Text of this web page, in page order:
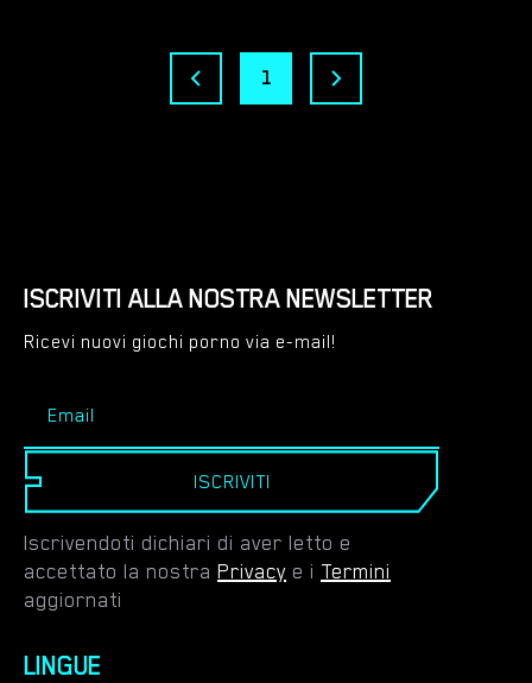
1
ISCRIVITI ALLA NOSTRA NEWSLETTER
Ricevi nuovi giochi porno via e-mail!
ISCRIVITI
Iscrivendoti dichiari di aver letto e
accettato la nostra Privacy e i Termini
aggiornati
LINGUE